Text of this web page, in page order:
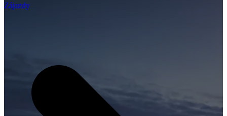
Zájazdy